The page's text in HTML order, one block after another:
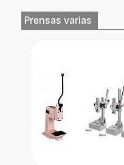
Prensas varias